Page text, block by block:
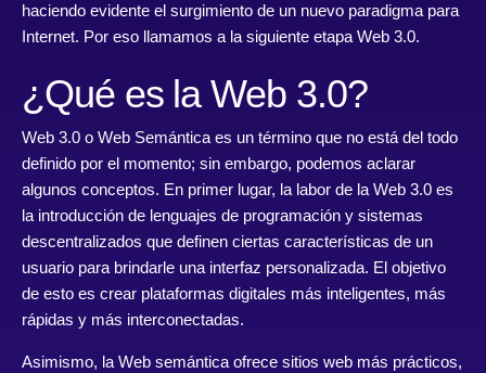
haciendo evidente el surgimiento de un nuevo paradigma para
Internet. Por eso llamamos a la siguiente etapa Web 3.0.
¿Qué es la Web 3.0?
Web 3.0 o Web Semántica es un término que no está del todo
definido por el momento; sin embargo, podemos aclarar
algunos conceptos. En primer lugar, la labor de la Web 3.0 es
la introducción de lenguajes de programación y sistemas
descentralizados que definen ciertas características de un
usuario para brindarle una interfaz personalizada. El objetivo
de esto es crear plataformas digitales más inteligentes, más
rápidas y más interconectadas.
Asimismo, la Web semántica ofrece sitios web más prácticos,